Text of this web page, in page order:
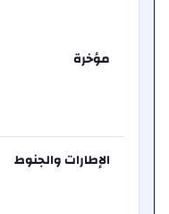
مؤخرة
الإطارات والجنوط